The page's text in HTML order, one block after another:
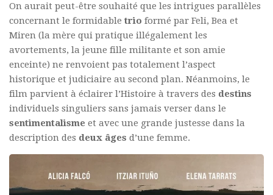
On aurait peut-être souhaité que les intrigues parallèles
concernant le formidable trio formé par Feli, Bea et
Miren (la mère qui pratique illégalement les
avortements, la jeune fille militante et son amie
enceinte) ne renvoient pas totalement l’aspect
historique et judiciaire au second plan. Néanmoins, le
film parvient à éclairer l’Histoire à travers des destins
individuels singuliers sans jamais verser dans le
sentimentalisme et avec une grande justesse dans la
description des deux âges d’une femme.